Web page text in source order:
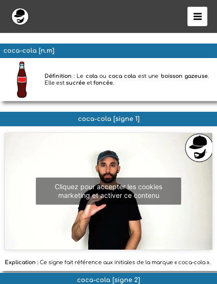
contenu
coca-cola [n.m]
Définition: Le colaou coca cola est une boisson gazeuse.
Elle est sucréeet foncée.
coca-cola [signe 1]
Cliquez pour accepter les cookies
marketing et activer ce contenu
Explication : Ce signe fait référence aux initiales de la marque « coca-cola ».
coca-cola [signe 2]